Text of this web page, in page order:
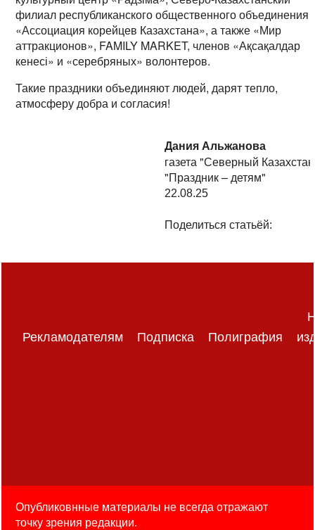
филиал республиканского общественного объединения
«Ассоциация корейцев Казахстана», а также «Мир
аттракционов», FAMILY MARKET, членов «Ақсақалдар
кенесі» и «серебряных» волонтеров.
Такие праздники объединяют людей, дарят тепло,
атмосферу добра и согласия!
Дания Альжанова
газета "Северный
"Праздник – детям"
22.08.25
Поделиться статьёй:
Рекламодателям Подписка Полиграфия
Опубликовнные материалы не всегда отражают
точку зрения редакции.